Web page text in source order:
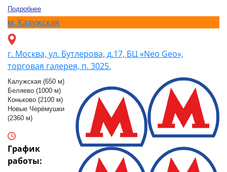
Подробнее
м. Калужская
г. Москва, ул. Бутлерова, д.17, БЦ «Neo Geo»,
торговая галерея, п. 3025.
Калужская (650 м)
Беляево (1000 м)
Коньково (2100 м)
Новые Черёмушки
(2360 м)
График
работы: